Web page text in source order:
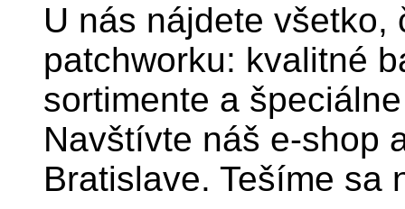
U nás nájdete všetko,
patchworku: kvalitné
sortimente a
Navštívte náš e-shop
Bratislave. Tešíme sa